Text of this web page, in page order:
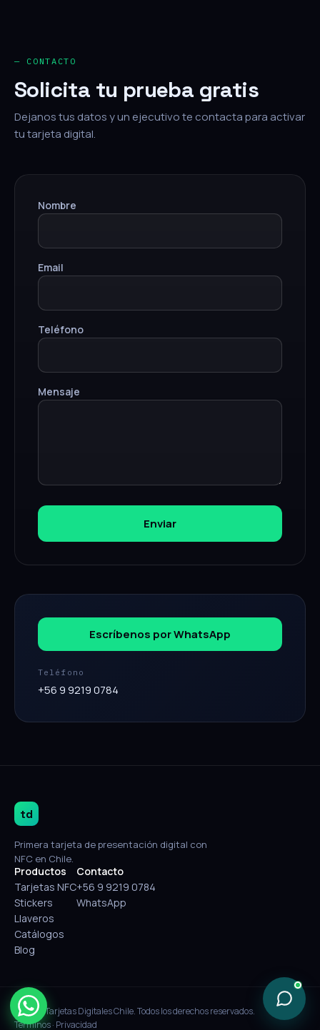
— CONTACTO
Solicita tu prueba gratis
Dejanos tus datos y un ejecutivo te contacta para activar
tu tarjeta digital.
Nombre
Email
Teléfono
Mensaje
Enviar
Escríbenos por WhatsApp
Teléfono
+56 9 9219 0784
td
Primera tarjeta de presentación digital con
NFC en Chile.
Productos
Tarjetas NFC
Stickers
Llaveros
Catálogos
Blog
Contacto
+56 9 9219 0784
WhatsApp
© 2026 Tarjetas Digitales Chile. Todos los derechos reservados.
Términos· Privacidad